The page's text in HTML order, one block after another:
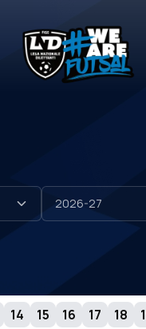
14 15 16 17 18